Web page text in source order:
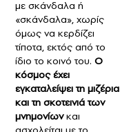
με σκάνδαλα ή
«σκάνδαλα», χωρίς
όμως να κερδίζει
τίποτα, εκτός από το
ίδιο το κοινό του. Ο
κόσμος έχει
εγκαταλείψει τη μιζέρια
και τη σκοτεινιά των
μνημονίωνκαι